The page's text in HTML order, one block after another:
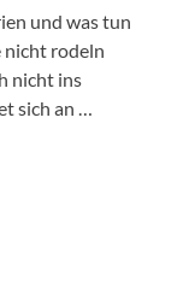
und was tun
nicht rodeln
nicht ins
sich an …